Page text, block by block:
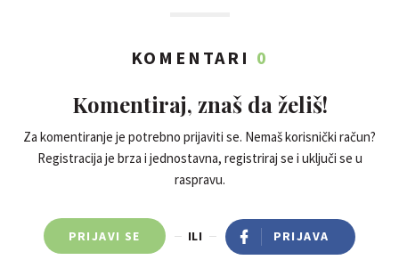
KOMENTARI 0
Komentiraj, znaš da želiš!
Za komentiranje je potrebno prijaviti se. Nemaš korisnički račun?
Registracija je brza i jednostavna, registriraj se i uključi se u
raspravu.
PRIJAVI SE ILI PRIJAVA